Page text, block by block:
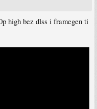
high bez dlss i framegen ti